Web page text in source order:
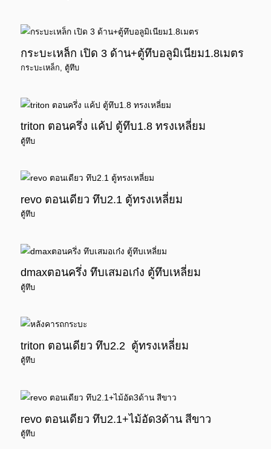
กระบะเหล็ก เปิด 3 ด้าน+ตู้ทึบอลูมิเนียม1.8เมตร
กระบะเหล็ก ตู้ทึบ
triton ตอนครึ่ง แค้ป ตู้ทึบ1.8 ทรงเหลี่ยม
ตู้ทึบ
revo ตอนเดียว ทึบ2.1 ตู้ทรงเหลี่ยม
ตู้ทึบ
dmaxตอนครึ่ง ทึบเสมอเก๋ง ตู้ทึบเหลี่ยม
ตู้ทึบ
triton ตอนเดียว ทึบ2.2 ตู้ทรงเหลี่ยม
ตู้ทึบ
revo ตอนเดียว ทึบ2.1+ไม้อัด3ด้าน สีขาว
ตู้ทึบ